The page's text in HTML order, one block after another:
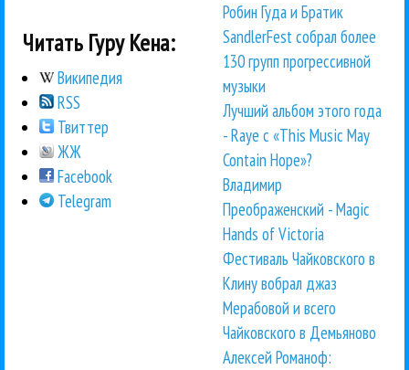
Читать Гуру Кена:
Википедия
RSS
Твиттер
ЖЖ
Facebook
Telegram
Робин Гуда и Братик
SandlerFest собрал более
130 групп прогрессивной
музыки
Лучший альбом этого года
- Raye с «This Music May
Contain Hope»?
Владимир
Преображенский - Magic
Hands of Victoria
Фестиваль Чайковского в
Клину вобрал джаз
Мерабовой и всего
Чайковского в Демьяново
Алексей Романоф: